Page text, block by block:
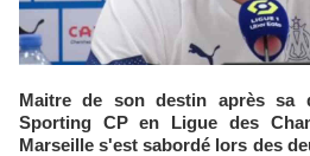
Maitre de son destin après sa double victoire face au
Sporting CP en Ligue des
Marseille s'est sabordé lors des